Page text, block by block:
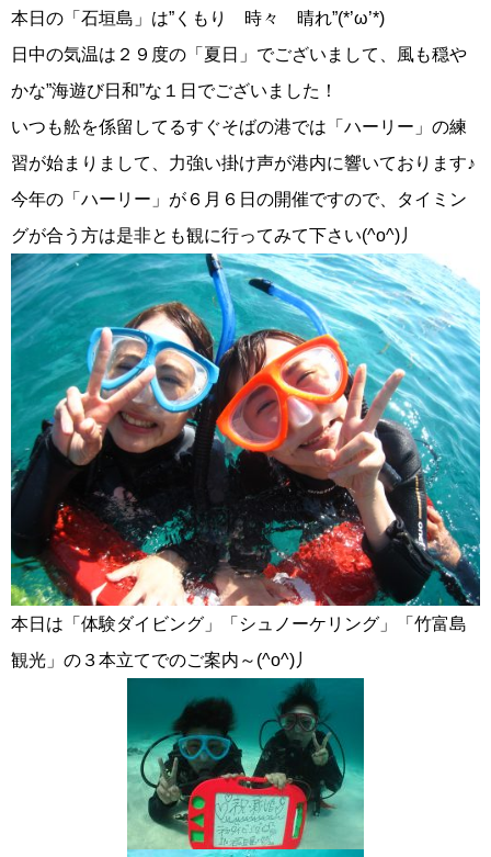
本日の「石垣島」は”くもり 時々 晴れ”(*’ω’*)
日中の気温は２９度の「夏日」でございまして、風も穏や
かな”海遊び日和”な１日でございました！
いつも舩を係留してるすぐそばの港では「ハーリー」の練
習が始まりまして、力強い掛け声が港内に響いております♪
今年の「ハーリー」が６月６日の開催ですので、タイミン
グが合う方は是非とも観に行ってみて下さい(^o^)丿
本日は「体験ダイビング」「シュノーケリング」「竹富島
観光」の３本立てでのご案内～(^o^)丿